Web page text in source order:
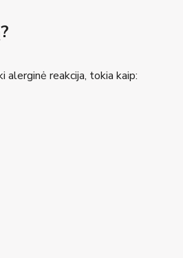
alerginė reakcija, tokia kaip: